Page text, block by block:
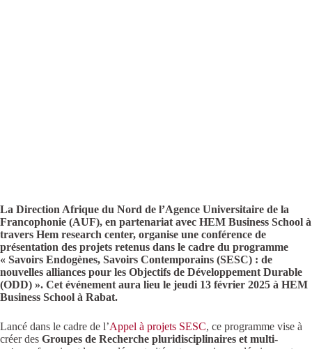
La Direction Afrique du Nord de l’Agence Universitaire de la
Francophonie (AUF), en partenariat avec HEM Business School à
travers Hem research center, organise une conférence de
présentation des projets retenus dans le cadre du programme
« Savoirs Endogènes, Savoirs Contemporains (SESC) : de
nouvelles alliances pour les Objectifs de Développement Durable
(ODD) ». Cet événement aura lieu le jeudi 13 février 2025 à HEM
Business School à Rabat.
Lancé dans le cadre de l’Appel à projets SESC, ce programme vise à
créer des Groupes de Recherche pluridisciplinaires et multi-